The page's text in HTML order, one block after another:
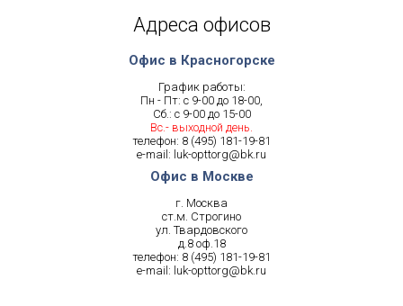
Адреса офисов
Офис в Красногорске
График работы:
Пн - Пт: с 9-00 до 18-00,
Сб.: с 9-00 до 15-00
Вс.- выходной день.
телефон: 8 (495) 181-19-81
e-mail: luk-opttorg@bk.ru
Офис в Москве
г. Москва
ст.м. Строгино
ул. Твардовского
д.8 оф.18
телефон: 8 (495) 181-19-81
e-mail: luk-opttorg@bk.ru